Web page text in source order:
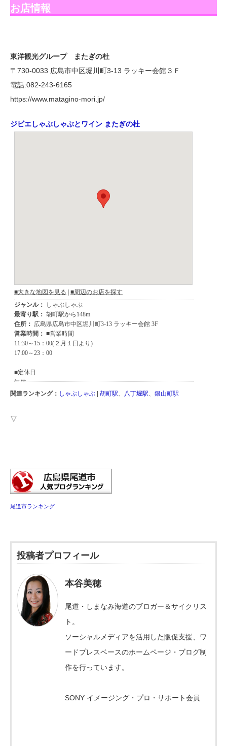
お店情報
東洋観光グループ またぎの杜
〒730-0033 広島市中区堀川町3-13 ラッキー会館３Ｆ
電話:082-243-6165
https://www.matagino-mori.jp/
ジビエしゃぶしゃぶとワイン またぎの杜
関連ランキング： しゃぶしゃぶ | 胡町駅 八丁堀駅 銀山町駅
▽
尾道市ランキング
投稿者プロフィール
本谷美穂
尾道・しまなみ海道のブロガー＆サイクリス
ト。
ソーシャルメディアを活用した販促支援、ワ
ードプレスベースのホームページ・ブログ制
作を行っています。
SONY イメージング・プロ・サポート会員